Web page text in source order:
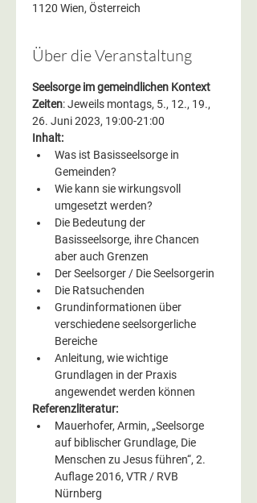
1120 Wien, Österreich
Über die Veranstaltung
Seelsorge im gemeindlichen Kontext
Zeiten: Jeweils montags, 5., 12., 19.,
26. Juni 2023, 19:00-21:00
Inhalt:
Was ist Basisseelsorge in
Gemeinden?
Wie kann sie wirkungsvoll
umgesetzt werden?
Die Bedeutung der
Basisseelsorge, ihre Chancen
aber auch Grenzen
Der Seelsorger / Die Seelsorgerin
Die Ratsuchenden
Grundinformationen über
verschiedene seelsorgerliche
Bereiche
Anleitung, wie wichtige
Grundlagen in der Praxis
angewendet werden können
Referenzliteratur:
Mauerhofer, Armin, „Seelsorge
auf biblischer Grundlage, Die
Menschen zu Jesus führen“, 2.
Auflage 2016, VTR / RVB
Nürnberg